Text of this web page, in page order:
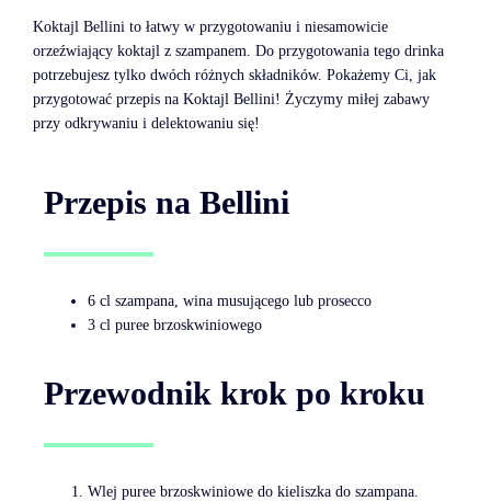
Koktajl Bellini to łatwy w przygotowaniu i niesamowicie
orzeźwiający koktajl z szampanem. Do przygotowania tego drinka
potrzebujesz tylko dwóch różnych składników. Pokażemy Ci, jak
przygotować przepis na Koktajl Bellini! Życzymy miłej zabawy
przy odkrywaniu i delektowaniu się!
Przepis na Bellini
6 cl szampana, wina musującego lub prosecco
3 cl puree brzoskwiniowego
Przewodnik krok po kroku
Wlej puree brzoskwiniowe do kieliszka do szampana.